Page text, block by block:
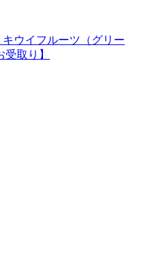
ウイフルーツ（グリー
取り】